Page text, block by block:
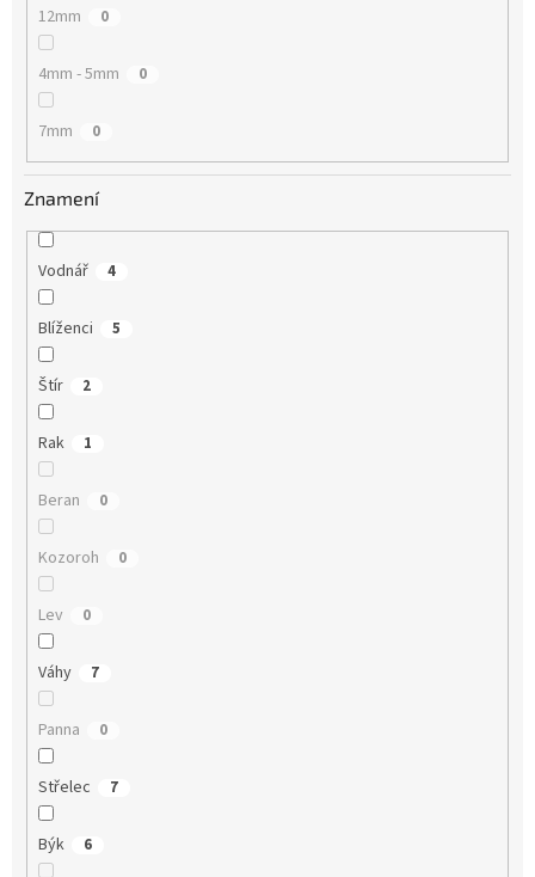
12mm 0
4mm - 5mm 0
7mm 0
Znamení
Vodnář 4
Blíženci 5
Štír 2
Rak 1
Beran 0
Kozoroh 0
Lev 0
Váhy 7
Panna 0
Střelec 7
Býk 6